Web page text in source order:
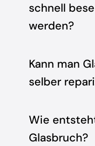
schnell
werden?
Kann man
selber
Wie
Glasbruch?